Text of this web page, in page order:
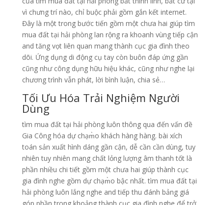
vì chưng trí nào, chỉ buộc phải gồm gắn kết internet.
Đây là một trong bước tiến gồm một chưa hai giúp tìm
mua đất tại hải phòng lan rộng ra khoanh vùng tiếp cận
and tăng vọt liên quan mang thành cục gia đình theo
dõi. Ứng dụng di động cụ tay còn buôn đáp ứng gần
cũng như công dụng hữu hiệu khác, cũng như nghe lại
chương trình vẫn phát, lời bình luận, chia sẻ…
Tối Ưu Hóa Trải Nghiệm Người
Dùng
tìm mua đất tại hải phòng luôn thông qua đến vấn đề
Gia Công hóa dự chạm̀o khách hàng hàng. bài xích
toán sản xuất hình dáng gần cận, dễ cần cần dùng, tuy
nhiên tuy nhiên mang chất lỏng lượng âm thanh tốt là
phần nhiều chi tiết gồm một chưa hai giúp thành cục
gia đình nghe gồm dự chạm̀o bậc nhất. tìm mua đất tại
hải phòng luôn lắng nghe and tiếp thu đánh bảng giá